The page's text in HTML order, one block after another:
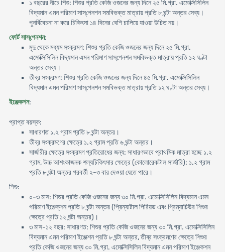
১ বছরের নীচে শিশু: শিশুর প্রতি কেজি ওজনের জন্য দিনে ২৫ মি.গ্রা. এমোক্সিসিলিন
বিদ্যমান এমন পরিমাণ সাস্‌পেনশন সমবিভক্ত মাত্রায় প্রতি ৮ ঘন্টা অন্তর সেব্য।
পুনর্বিবেচনা না করে চিকিৎসা ১৪ দিনের বেশি চালিয়ে যাওয়া উচিত নয়।
ফোর্ট সাস্‌পেনশন:
মৃদু থেকে মধ্যম সংক্রমণ: শিশুর প্রতি কেজি ওজনের জন্য দিনে ২৫ মি.গ্রা.
এমোক্সিসিলিন বিদ্যমান এমন পরিমাণ সাস্‌পেনশন সমবিভক্ত মাত্রায় প্রতি ১২ ঘণ্টা
অন্তর সেব্য।
তীব্র সংক্রমণ: শিশুর প্রতি কেজি ওজনের জন্য দিনে ৪৫ মি.গ্রা. এমোক্সিসিলিন
বিদ্যমান এমন পরিমাণ সাস্‌পেনশন সমবিভক্ত মাত্রায় প্রতি ১২ ঘণ্টা অন্তর সেব্য।
ইঞ্জেকশন:
প্রাপ্ত বয়স্ক:
সাধারণত ১.২ গ্রাম প্রতি ৮ ঘন্টা অন্তর।
তীব্র সংক্রমণের ক্ষেত্রে ১.২ গ্রাম প্রতি ৬ ঘন্টা অন্তর।
সার্জারীর ক্ষেত্রে সংক্রমণ প্রতিরোধের জন্য: সাধারণভাবে প্রাথমিক মাত্রা হচ্ছে ১.২
গ্রাম, উচ্চ আশংকাজনক শল্যচিকিৎসার ক্ষেত্রে (কোলোরেকটাল সার্জারি): ১.২ গ্রাম
প্রতি ৮ ঘন্টা অন্তর পরবর্তী ২-৩ বার দেওয়া যেতে পারে।
শিশু:
০-৩ মাস: শিশুর প্রতি কেজি ওজনের জন্য ৩০ মি.গ্রা. এমোক্সিসিলিন বিদ্যমান এমন
পরিমাণ ইঞ্জেক্‌শন প্রতি ৮ ঘন্টা অন্তর (প্রিন্যাটাল পিরিয়ড এবং প্রিম্যাচিউর শিশুর
ক্ষেত্রে প্রতি ১২ ঘন্টা অন্তর)।
৩ মাস-১২ বছর: সাধারণত: শিশুর প্রতি কেজি ওজনের জন্য ৩০ মি.গ্রা. এমোক্সিসিলিন
বিদ্যমান এমন পরিমাণ ইঞ্জেক্শন প্রতি ৮ ঘন্টা অন্তর, তীব্র সংক্রমণের ক্ষেত্রে শিশুর
প্রতি কেজি ওজনের জন্য ৩০ মি.গ্রা. এমোক্সিসিলিন বিদ্যমান এমন পরিমাণ ইঞ্জেকশন